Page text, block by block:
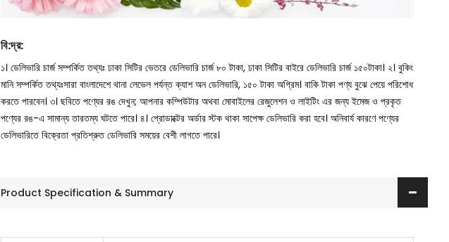
বি:দ্র:
১। ডেলিভারি চার্জ সম্পর্কিত তথ্যঃ ঢাকা সিটির ভেতরে ডেলিভারি চার্জ ৮০ টাকা, ঢাকা সিটির বাইরে ডেলিভারি চার্জ ১৫০টাকা। ২। বুকিং
মানি সম্পর্কিত তথ্যঃসারা বাংলাদেশে থানা লেভেল পর্যন্ত ক্যাশ অন ডেলিভারি, ১৫০ টাকা অগ্রিম। বাকি টাকা পণ্য বুঝে পেয়ে পরিশোধ
করতে পারবেন। ৩। ছবিতে পণ্যের রঙ দেখুন; আপনার কম্পিউটার অথবা মোবাইলের রেজুলেশন ও লাইটিং এর জন্য ইমেজ ও প্রকৃত
পণ্যের রঙ-এ সামান্য তারতম্য ঘটতে পারে। ৪। প্রোডাক্টের অর্ডার স্টক থাকা সাপেক্ষ ডেলিভারি করা হবে। অনিবার্য কারণে পণ্যের
ডেলিভারিতে বিক্রেতা প্রতিশ্রুত ডেলিভারি সময়ের বেশী লাগতে পারে।
Product Specification & Summary